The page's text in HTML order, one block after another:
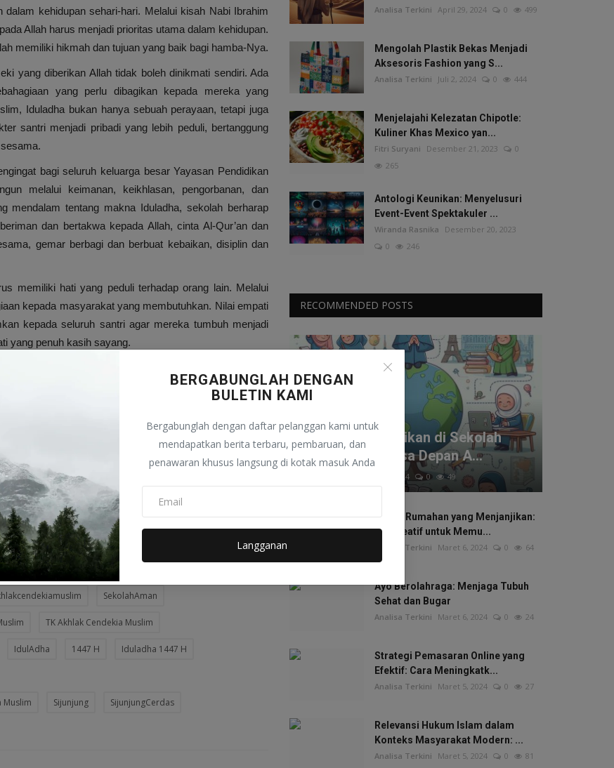
BERGABUNGLAH DENGAN
BULETIN KAMI
Bergabunglah dengan daftar pelanggan kami untuk
mendapatkan berita terbaru, pembaruan, dan
penawaran khusus langsung di kotak masuk Anda
Langganan
kehidupan sehari-hari. Melalui kisah Nabi Ibrahim
Allah harus menjadi prioritas utama dalam kehidupan.
memiliki hikmah dan tujuan yang baik bagi hamba-Nya.
yang diberikan Allah tidak boleh dinikmati sendiri. Ada
yang perlu dibagikan kepada mereka yang
Iduladha bukan hanya sebuah perayaan, tetapi juga
santri menjadi pribadi yang lebih peduli, bertanggung
bagi seluruh keluarga besar Yayasan Pendidikan
melalui keimanan, keikhlasan, pengorbanan, dan
mendalam tentang makna Iduladha, sekolah berharap
dan bertakwa kepada Allah, cinta Al-Qur’an dan
gemar berbagi dan berbuat kebaikan, disiplin dan
memiliki hati yang peduli terhadap orang lain. Melalui
kepada masyarakat yang membutuhkan. Nilai empati
kepada seluruh santri agar mereka tumbuh menjadi
yang penuh kasih sayang.
Cendekia Muslim berharap seluruh santri dapat
demikian, momentum Iduladha tidak berhenti pada
karakter santri sepanjang tahun. Iduladha menjadi
sosial, dan akhlak mulia kepada seluruh santri.
menjadi pengingat bagi seluruh umat Islam untuk
dari perayaan tersebut. Dengan memahami makna
Allah, meningkatkan kepedulian terhadap sesama, dan
SekolahAman
TK Akhlak Cendekia Muslim
IdulAdha 1447 H Iduladha 1447 H
Muslim Sijunjung SijunjungCerdas
Analisa Terkini April 29, 2024 0 499
Mengolah Plastik Bekas Menjadi
Aksesoris Fashion yang S...
Analisa Terkini Juli 2, 2024 0 444
Menjelajahi Kelezatan Chipotle:
Kuliner Khas Mexico yan...
Fitri Suryani Desember 21, 2023
0
265
Antologi Keunikan: Menyelusuri
Event-Event Spektakuler ...
Wiranda Rasnika
Desember 20, 2023
0
246
RECOMMENDED POSTS
Mengapa Pendidikan di Sekolah
Penting bagi Masa Depan A...
Maret 6, 2024 0 49
Bisnis Rumahan yang Menjanjikan:
Ide Kreatif untuk Memu...
Analisa Terkini Maret 6, 2024 0 64
Ayo Berolahraga: Menjaga Tubuh
Sehat dan Bugar
Analisa Terkini Maret 6, 2024 0 24
Strategi Pemasaran Online yang
Efektif: Cara Meningkatk...
Analisa Terkini Maret 5, 2024 0 27
Relevansi Hukum Islam dalam
Konteks Masyarakat Modern: ...
Analisa Terkini Maret 5, 2024 0 81